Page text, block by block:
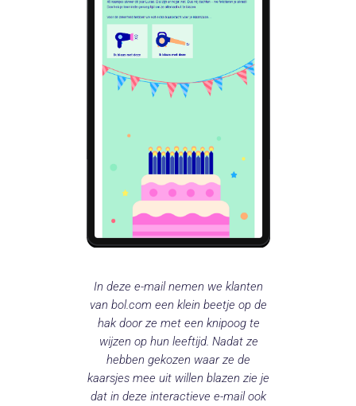
In deze e-mail nemen we klanten
van bol.com een klein beetje op de
hak door ze met een knipoog te
wijzen op hun leeftijd. Nadat ze
hebben gekozen waar ze de
kaarsjes mee uit willen blazen zie je
dat in deze interactieve e-mail ook